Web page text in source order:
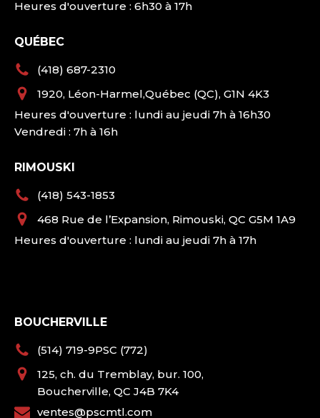
Heures d'ouverture : 6h30 à 17h
QUÉBEC
(418) 687-2310
1920, Léon-Harmel,Québec (QC), G1N 4K3
Heures d'ouverture : lundi au jeudi 7h à 16h30
Vendredi : 7h à 16h
RIMOUSKI
(418) 543-1853
468 Rue de l’Expansion, Rimouski, QC G5M 1A9
Heures d'ouverture : lundi au jeudi 7h à 17h
BOUCHERVILLE
(514) 719-9PSC (772)
125, ch. du Tremblay, bur. 100,
Boucherville, QC J4B 7K4
ventes@pscmtl.com